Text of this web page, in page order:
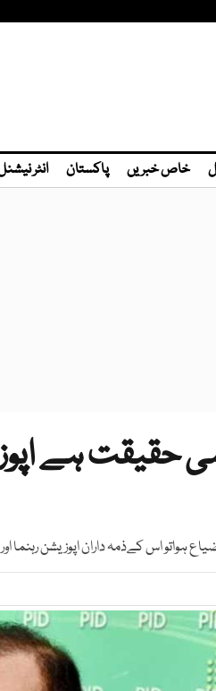
خاص خبریں پاکستان انٹر
حقیقت ہے
ہواتو اس کےذمہ داران اپوزیشن